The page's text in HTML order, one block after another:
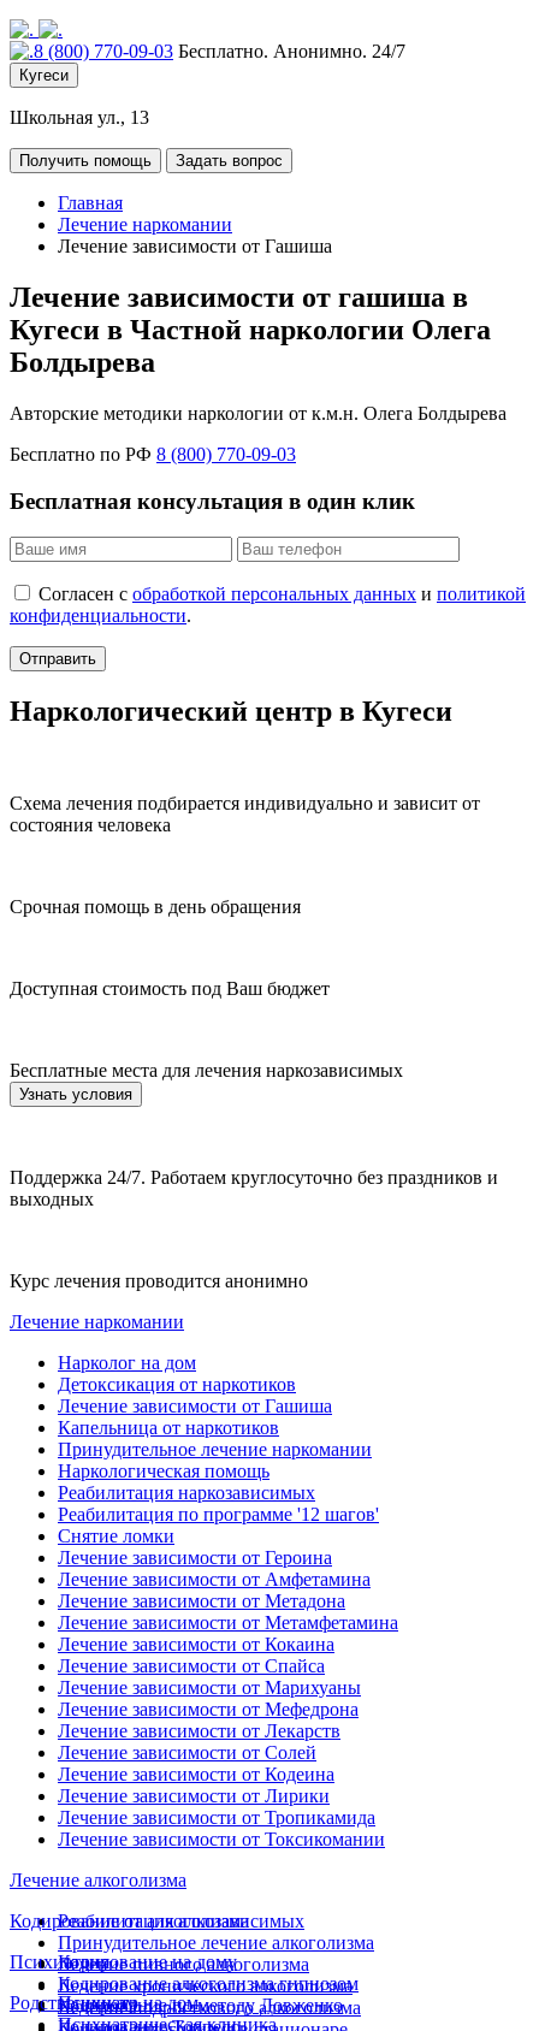
8 (800) 770-09-03 Бесплатно. Анонимно. 24/7
Кугеси
Школьная ул., 13
Получить помощь Задать вопрос
Главная
Лечение наркомании
Лечение зависимости от Гашиша
Лечение зависимости от гашиша в
Кугеси в Частной наркологии Олега
Болдырева
Авторские методики наркологии от к.м.н. Олега Болдырева
Бесплатно по РФ 8 (800) 770-09-03
Бесплатная консультация в один клик
Согласен с обработкой персональных данных и политикой
конфиденциальности.
Отправить
Наркологический центр в Кугеси
Схема лечения подбирается индивидуально и зависит от
состояния человека
Срочная помощь в день обращения
Доступная стоимость под Ваш бюджет
Бесплатные места для лечения наркозависимых
Узнать условия
Поддержка 24/7. Работаем круглосуточно без праздников и
выходных
Курс лечения проводится анонимно
Лечение наркомании
Нарколог на дом
Детоксикация от наркотиков
Лечение зависимости от Гашиша
Капельница от наркотиков
Принудительное лечение наркомании
Наркологическая помощь
Реабилитация наркозависимых
Реабилитация по программе '12 шагов'
Снятие ломки
Лечение зависимости от Героина
Лечение зависимости от Амфетамина
Лечение зависимости от Метадона
Лечение зависимости от Метамфетамина
Лечение зависимости от Кокаина
Лечение зависимости от Спайса
Лечение зависимости от Марихуаны
Лечение зависимости от Мефедрона
Лечение зависимости от Лекарств
Лечение зависимости от Солей
Лечение зависимости от Кодеина
Лечение зависимости от Лирики
Лечение зависимости от Тропикамида
Лечение зависимости от Токсикомании
Лечение алкоголизма
Реабилитация алкозависимых
Принудительное лечение алкоголизма
Лечение пивного алкоголизма
Лечение хронического алкоголизма
Лечение подросткового алкоголизма
Кодирование от алкоголизма
Кодирование на дому
Кодирование алкоголизма гипнозом
Кодирование по методу Довженко
Кодирование Торпедо
Психиатрия
Психиатр на дом
Психиатрическая клиника
Родственникам